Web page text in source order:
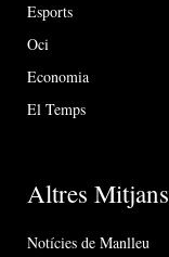
Esports
Oci
Economia
El Temps
Altres Mitjans
Notícies de Manlleu